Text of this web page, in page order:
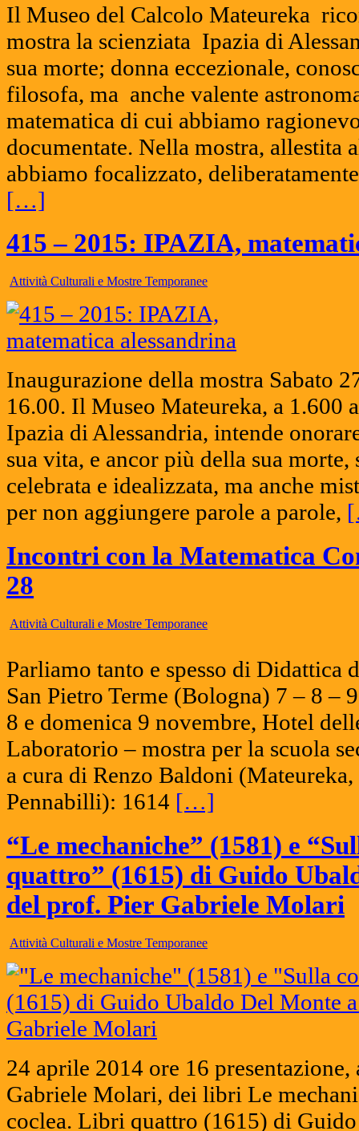
Il Museo del Calcolo Mateureka
mostra la scienziata Ipazia di
sua morte; donna eccezionale,
filosofa, ma anche valente
matematica di cui abbiamo
documentate. Nella mostra, allestita
abbiamo focalizzato,
[…]
415 – 2015: IPAZIA,
Attività Culturali e Mostre Temporanee
Inaugurazione della mostra Sabato
16.00. Il Museo Mateureka, a 1.600
Ipazia di Alessandria, intende
sua vita, e ancor più della sua
celebrata e idealizzata, ma anche
per non aggiungere parole a parole,
Incontri con la Matematica
28
Attività Culturali e Mostre Temporanee
Parliamo tanto e spesso di Didattica
San Pietro Terme (Bologna) 7 – 8 –
8 e domenica 9 novembre, Hotel
Laboratorio – mostra per la scuola
a cura di Renzo Baldoni
Pennabilli): 1614 […]
“Le mechaniche” (1581) e
quattro” (1615) di Guido
del prof. Pier Gabriele Molari
Attività Culturali e Mostre Temporanee
24 aprile 2014 ore 16
Gabriele Molari, dei libri Le
coclea. Libri quattro (1615) di